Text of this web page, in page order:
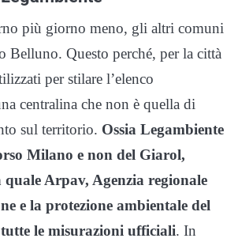
più giorno meno, gli altri comuni
Belluno. Questo perché, per la città
per stilare l’elenco
centralina che non è quella di
sul territorio. Ossia Legambiente
Milano e non del Giarol,
quale Arpav, Agenzia regionale
e la protezione ambientale del
le misurazioni ufficiali. In